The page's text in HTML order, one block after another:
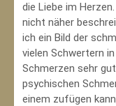
die Liebe im
nicht näher
ich ein Bild der
vielen Schwertern
Schmerzen sehr
psychischen
einem zufügen